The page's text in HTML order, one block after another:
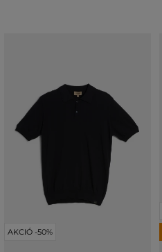
AKCIÓ -50%